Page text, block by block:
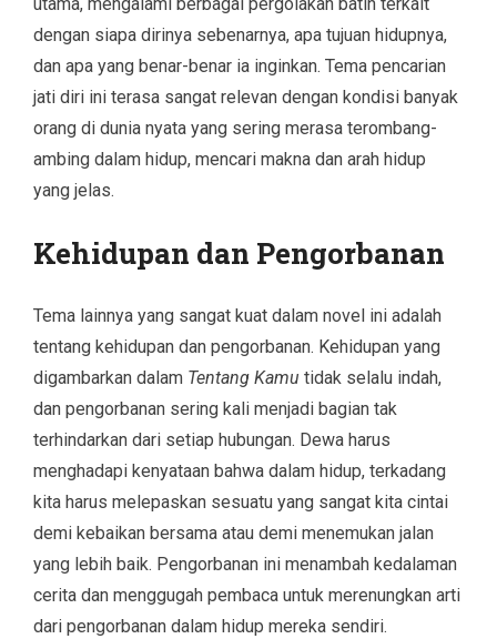
dengan siapa dirinya sebenarnya, apa tujuan hidupnya,
dan apa yang benar-benar ia inginkan. Tema pencarian
jati diri ini terasa sangat relevan dengan kondisi banyak
orang di dunia nyata yang sering merasa terombang-
ambing dalam hidup, mencari makna dan arah hidup
yang jelas.
Kehidupan dan Pengorbanan
Tema lainnya yang sangat kuat dalam novel ini adalah
tentang kehidupan dan pengorbanan. Kehidupan yang
digambarkan dalam Tentang Kamu tidak selalu indah,
dan pengorbanan sering kali menjadi bagian tak
terhindarkan dari setiap hubungan. Dewa harus
menghadapi kenyataan bahwa dalam hidup, terkadang
kita harus melepaskan sesuatu yang sangat kita cintai
demi kebaikan bersama atau demi menemukan jalan
yang lebih baik. Pengorbanan ini menambah kedalaman
cerita dan menggugah pembaca untuk merenungkan arti
dari pengorbanan dalam hidup mereka sendiri.